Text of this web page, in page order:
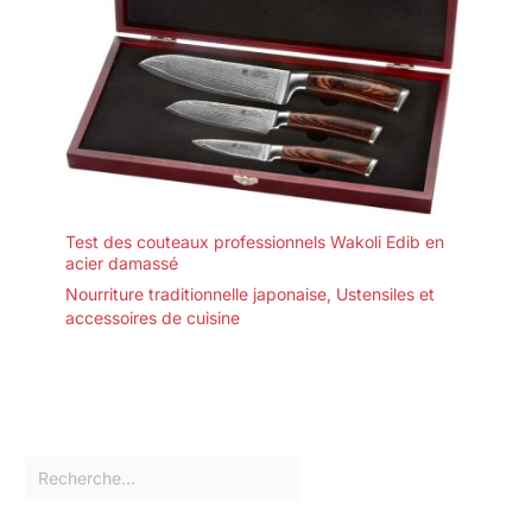
Test des couteaux professionnels Wakoli Edib en
acier damassé
Nourriture traditionnelle japonaise, Ustensiles et
accessoires de cuisine